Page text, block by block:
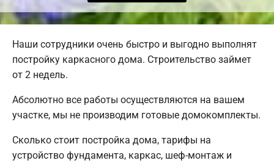
Наши сотрудники очень быстро и выгодно выполнят
постройку каркасного дома. Строительство займет
от 2 недель.
Абсолютно все работы осуществляются на вашем
участке, мы не производим готовые домокомплекты.
Сколько стоит постройка дома, тарифы на
устройство фундамента, каркас, шеф-монтаж и